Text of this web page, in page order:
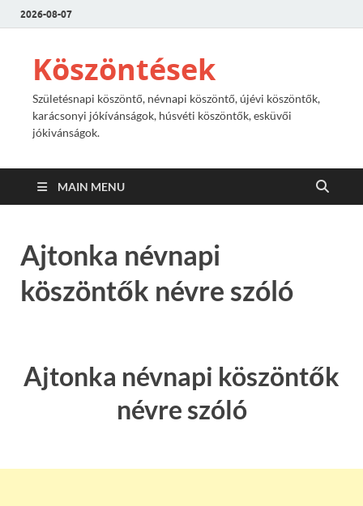
2026-08-07
Köszöntések
Születésnapi köszöntő, névnapi köszöntő, újévi köszöntők,
karácsonyi jókívánságok, húsvéti köszöntők, esküvői
jókivánságok.
MAIN MENU
Ajtonka névnapi
köszöntők névre szóló
Ajtonka névnapi köszöntők
névre szóló